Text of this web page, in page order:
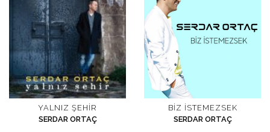
YALNIZ ŞEHIR
SERDAR ORTAÇ
BIZ İSTEMEZSEK
SERDAR ORTAÇ